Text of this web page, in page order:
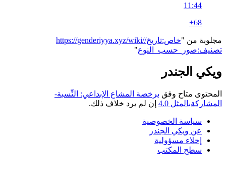
11:44
+68
مجلوبة من "
https://genderiyya.xyz/wiki/خاص:تاريخ/
تصنيف:صور_حسب_النوع"
ويكي الجندر
المحتوى متاح وفق برخصة المشاع الإبداعي: النِّسبة-
المشاركةبالمثل 4.0
إن لم يرد خلاف ذلك.
سياسة الخصوصية
عن ويكي الجندر
إخلاء مسؤولية
سطح المكتب